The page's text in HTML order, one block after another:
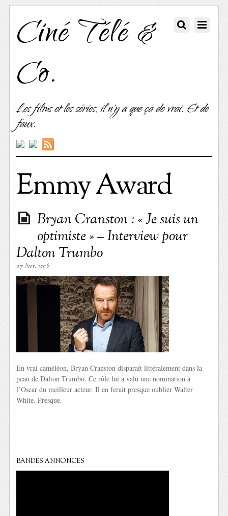
Ciné Télé &
Co.
Les films et les séries, il n'y a que ça de vrai. Et de
faux.
Emmy Award
Bryan Cranston : « Je suis un
optimiste » – Interview pour
Dalton Trumbo
27 Avr. 2016
En vrai caméléon, Bryan Cranston disparaît littéralement dans la
peau de Dalton Trumbo. Ce rôle lui a valu une nomination à
l’Oscar du meilleur acteur. Il en ferait presque oublier Walter
White. Presque.
BANDES ANNONCES